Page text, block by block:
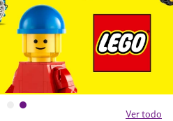
Ver todo